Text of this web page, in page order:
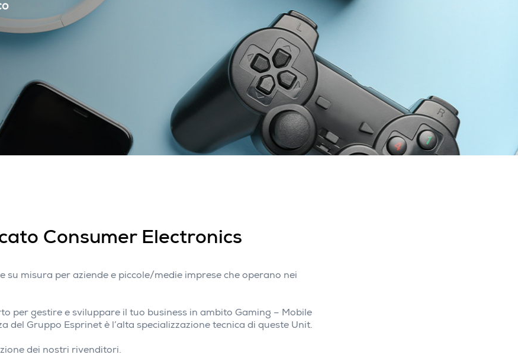
Consumer Electronics
misura per aziende e piccole/medie imprese che operano nei
per gestire e sviluppare il tuo business in ambito Gaming – Mobile
del Gruppo Esprinet è l’alta specializzazione tecnica di queste Unit.
dei nostri rivenditori.